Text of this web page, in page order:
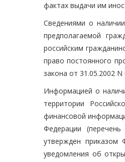
фактах выдачи им
Сведениями о
предполагаемой
российским
право постоянного
закона от 31.05.2002
Информацией о
территории
финансовой
Федерации
утвержден приказом
уведомления об